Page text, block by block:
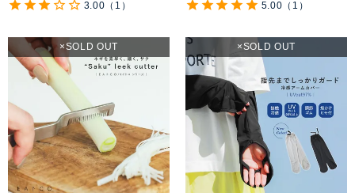
3.00 （1） 5.00 （1）
SOLD OUT SOLD OUT